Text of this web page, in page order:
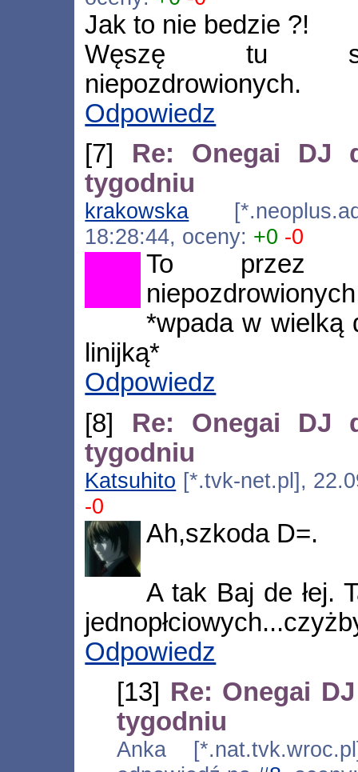
Jak to nie bedzie ?!
Węszę tu
niepozdrowionych.
Odpowiedz
[7] Re: Onegai DJ
tygodniu
krakowska
18:28:44, oceny: +0 -0
To przez
*wpada w wielką
linijką*
Odpowiedz
[8] Re: Onegai DJ
tygodniu
Katsuhito [*.tvk-net.pl],
-0
Ah,szkoda D=.
A tak Baj de łej.
Odpowiedz
[13] Re: Onegai
tygodniu
Anka